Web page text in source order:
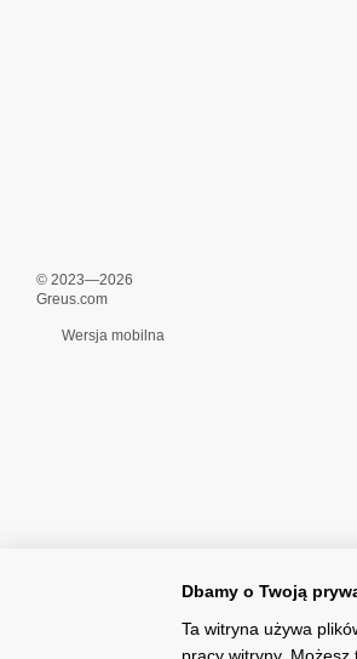
© 2023—2026
Greus.com
Wersja mobilna
Dbamy o Twoją
Ta witryna używa
pracy witryny.